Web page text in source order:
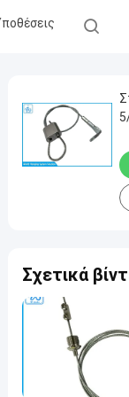
Σχετικά